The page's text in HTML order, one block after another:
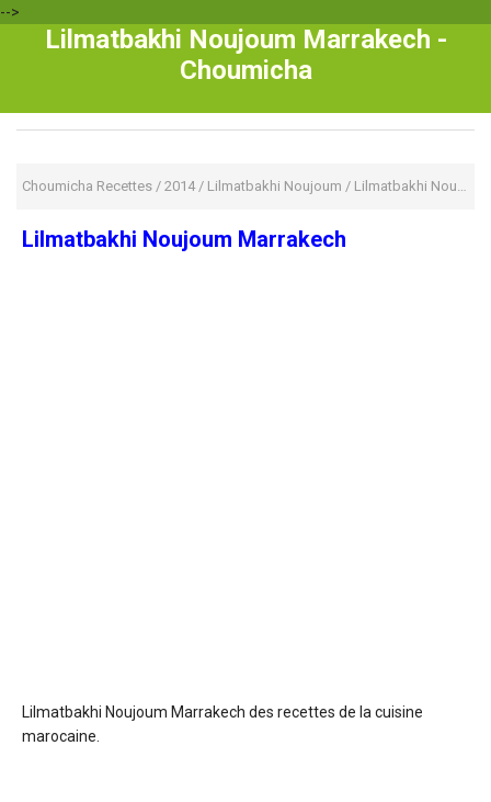
-->
Lilmatbakhi Noujoum Marrakech -
Choumicha
Choumicha Recettes / 2014/ Lilmatbakhi Noujoum / Lilmatbakhi Noujoum Marrakech
Lilmatbakhi Noujoum Marrakech
Lilmatbakhi Noujoum Marrakech des recettes de la cuisine
marocaine.